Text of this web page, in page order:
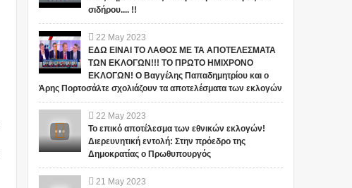
σιδήρου.... !!
22 May 2023
ΕΔΩ ΕΙΝΑΙ ΤΟ ΛΑΘΟΣ ΜΕ ΤΑ ΑΠΟΤΕΛΕΣΜΑΤΑ
ΤΩΝ ΕΚΛΟΓΩΝ!!! ΤΟ ΠΡΩΤΟ ΗΜΙΧΡΟΝΟ
ΕΚΛΟΓΩΝ! Ο Βαγγέλης Παπαδημητρίου και ο
Άρης Πορτοσάλτε σχολιάζουν τα αποτελέσματα των εκλογών
22 May 2023
Το επικό αποτέλεσμα των εθνικών εκλογών!
Διερευνητική εντολή: Στην πρόεδρο της
Δημοκρατίας ο Πρωθυπουργός
21 May 2023